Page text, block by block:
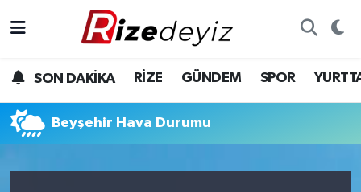
SON DAKİKA RİZE GÜNDEM SPOR
Beyşehir Hava Durumu
Gündem
Yurttan Haberler
Rize Hava Durumu
Rize Trafik Yoğunluk Haritası